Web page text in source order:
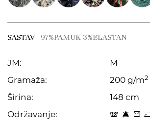
SASTAV- 97%PAMUK 3%ELASTAN
JM:
M
Gramaža:
200 g/m2
Širina:
148 cm
Održavanje:
s 8 c